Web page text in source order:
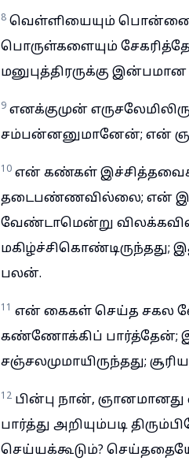
8 வெள்ளியையும்
பொருள்களையும்
மனுபுத்திரருக்கு
9 எனக்குமுன்
சம்பன்னனுமானேன்; என்
10 என் கண்கள்
தடைபண்ணவில்லை; என்
வேண்டாமென்று
மகிழ்ச்சிகொண்டிருந்தது;
பலன்.
11 என் கைகள் செய்த சகல
கண்ணோக்கிப் பார்த்தேன்;
சஞ்சலமுமாயிருந்தது;
12 பின்பு நான்,
பார்த்து அறியும்படி
செய்யக்கூடும்?